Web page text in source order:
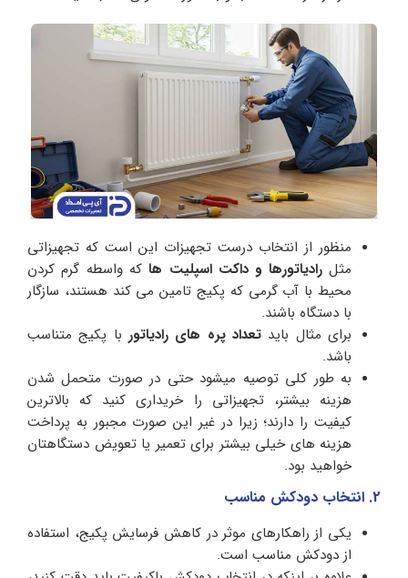
منظور از انتخاب درست تجهیزات این است که تجهیزاتی
مثلرادیاتورها و داکت اسپلیت هاکه واسطه گرم کردن
محیط با آب گرمی که پکیج تامین می کند هستند، سازگار
با دستگاه باشند.
برای مثال باید تعداد پره های رادیاتور با پکیج متناسب
باشد.
به طور کلی توصیه میشود حتی در صورت متحمل شدن
هزینه بیشتر، تجهیزاتی را خریداری کنید که بالاترین
کیفیت را دارند؛ زیرا در غیر این صورت مجبور به پرداخت
هزینه های خیلی بیشتر برای تعمیر یا تعویض دستگاهتان
خواهید بود.
2. انتخاب دودکش مناسب
یکی از راهکارهای موثر در کاهش فرسایش پکیج، استفاده
از دودکش مناسب است.